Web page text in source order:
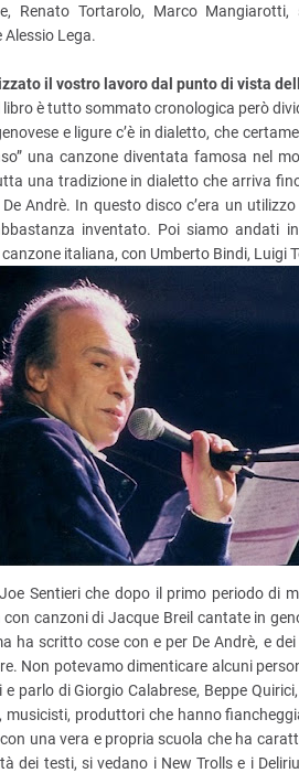
Renato Tortarolo, Marco
Alessio Lega.
il vostro lavoro dal punto di vista
è tutto sommato cronologica però
e ligure c’è in dialetto, che
una canzone diventata famosa nel
una tradizione in dialetto che arriva
De Andrè. In questo disco c’era un
inventato. Poi siamo andati
italiana, con Umberto Bindi, Luigi
Sentieri che dopo il primo periodo di
canzoni di Jacque Breil cantate in
ha scritto cose con e per De Andrè, e
Non potevamo dimenticare alcuni
parlo di Giorgio Calabrese, Beppe
musicisti, produttori che hanno
una vera e propria scuola che ha
dei testi, si vedano i New Trolls e i